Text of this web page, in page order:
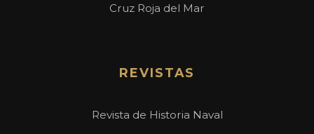
Cruz Roja del Mar
REVISTAS
Revista de Historia Naval